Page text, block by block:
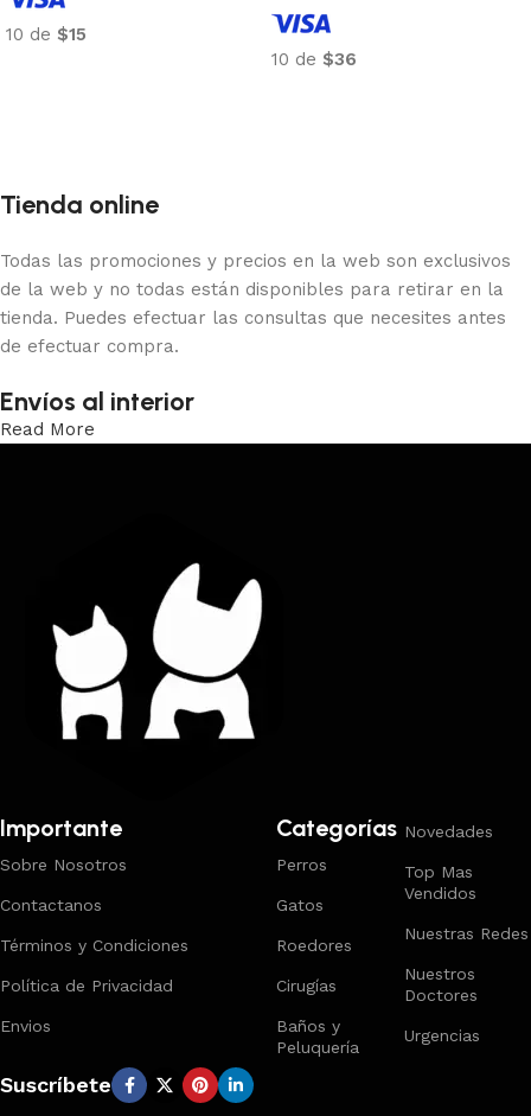
10 de $15
10 de $36
Tienda online
Todas las promociones y precios en la web son exclusivos
de la web y no todas están disponibles para retirar en la
tienda. Puedes efectuar las consultas que necesites antes
de efectuar compra.
Envíos al interior
Read More
Importante
Sobre Nosotros
Contactanos
Términos y Condiciones
Política de Privacidad
Envios
Categorías
Perros
Gatos
Roedores
Cirugías
Baños y
Peluquería
Novedades
Top Mas
Vendidos
Nuestras Redes
Nuestros
Doctores
Urgencias
Suscríbete